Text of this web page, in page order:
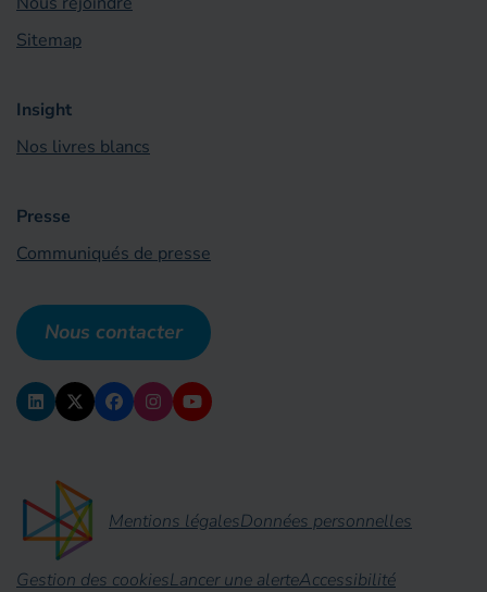
Sitemap
Insight
Nos livres blancs
Presse
Communiqués de presse
Nous contacter
Mentions légalesDonnées personnelles
Gestion des cookiesLancer une alerteAccessibilité